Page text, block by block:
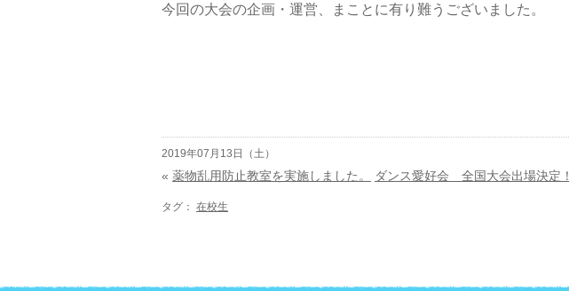
今回の大会の企画・運営、まことに有り難うございました。
2019年07月13日（土）
« 薬物乱用防止教室を実施しました。 ダンス愛好会 全国大会出場決定！
タグ： 在校生